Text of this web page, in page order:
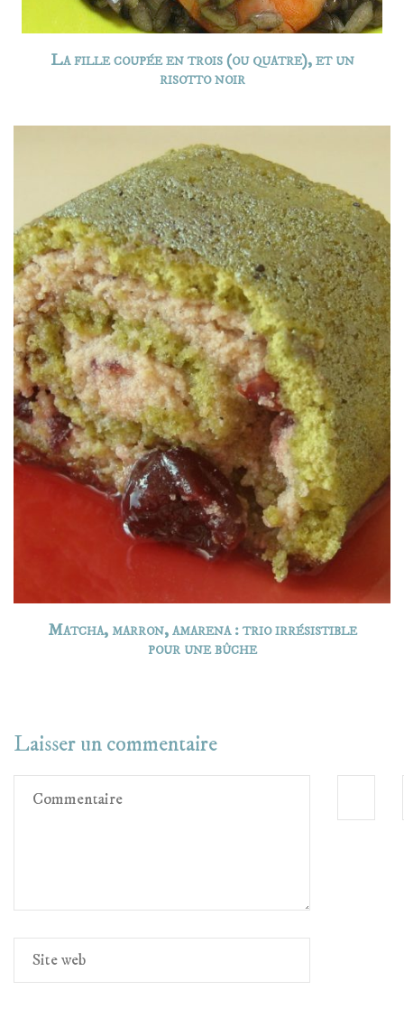
La fille coupée en trois (ou quatre), et un
risotto noir
Matcha, marron, amarena : trio irrésistible
pour une bûche
Laisser un commentaire